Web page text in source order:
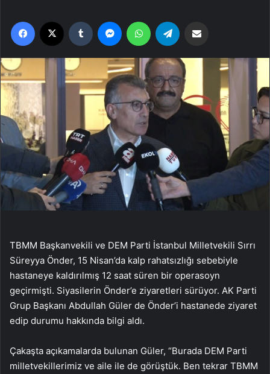
Facebook Tumblr MessengerWhatsApp
TBMM Başkanvekili ve DEM Parti İstanbul Milletvekili Sırrı
Süreyya Önder, 15 Nisan’da kalp rahatsızlığı sebebiyle
hastaneye kaldırılmış 12 saat süren bir operasoyn
geçirmişti. Siyasilerin Önder’e ziyaretleri sürüyor. AK Parti
Grup Başkanı Abdullah Güler de Önder’i hastanede ziyaret
edip durumu hakkında bilgi aldı.
Çakaşta açıkamalarda bulunan Güler, “Burada DEM Parti
milletvekillerimiz ve aile ile de görüştük. Ben tekrar TBMM